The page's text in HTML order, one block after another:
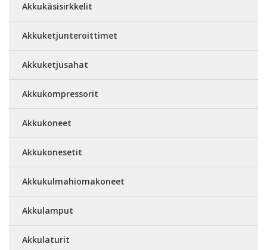
Akkukäsisirkkelit
Akkuketjunteroittimet
Akkuketjusahat
Akkukompressorit
Akkukoneet
Akkukonesetit
Akkukulmahiomakoneet
Akkulamput
Akkulaturit